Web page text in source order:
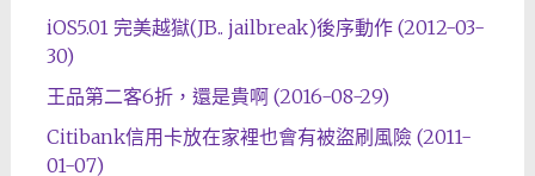
iOS5.01 完美越獄(JB.. jailbreak)後序動作 (2012-03-
30)
王品第二客6折，還是貴啊 (2016-08-29)
Citibank信用卡放在家裡也會有被盜刷風險 (2011-
01-07)